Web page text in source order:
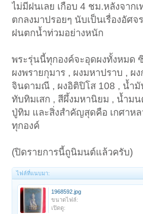
ไม่มีฝนเลย เกือบ 4 ชม.หลังจากเ
ตกลงมาปรอยๆ นับเป็นเรื่องอัศจ
ฝนตกน้ำท่วมอย่างหนัก
พระรุ่นนี้ทุกองค์จะอุดผงทั้งหมด
ผงพรายกุมาร , ผงมหาปราบ , ผ
จินดามณี , ผงอิติปิโส 108 , น้ำมั
ทับทิมเสก , สีผึ้งมหานิยม , น้ำมน
ปู่ทิม และสิ่งสำคัญสุดคือ เกศาห
ทุกองค์
(ปิดรายการนี้ถูนิมนต์แล้วครับ)
ไฟล์ที่แนบมา:
1968592.jpg
ขนาดไฟล์:
เปิดดู: